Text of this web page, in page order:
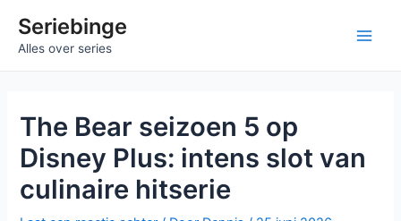
naarSeriebinge
Alles over series